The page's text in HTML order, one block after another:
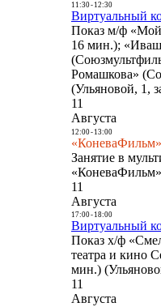
11:30- 12:30
Виртуальный
Показ м/ф
16 мин.);
Ромашкова»
(Ульяновой, 1,
11
Августа
12:00- 13:00
Занятие в
11
Августа
17:00- 18:00
Виртуальный
Показ х/ф
театра и кино
мин.)
11
Августа